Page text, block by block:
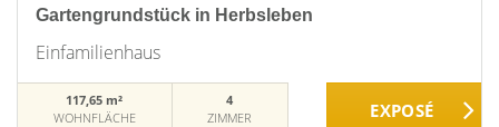
Gartengrundstück in Herbsleben
Einfamilienhaus
117,65 m²
WOHNFLÄCHE
4
ZIMMER